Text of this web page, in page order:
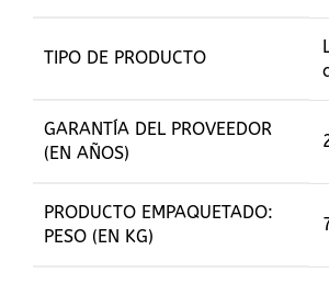
TIPO DE PRODUCTO
GARANTÍA DEL PROVEEDOR
(EN AÑOS)
PRODUCTO EMPAQUETADO:
PESO (EN KG)